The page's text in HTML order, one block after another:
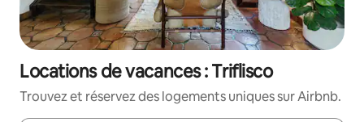
Locations de vacances : Triflisco
Trouvez et réservez des logements uniques sur Airbnb.